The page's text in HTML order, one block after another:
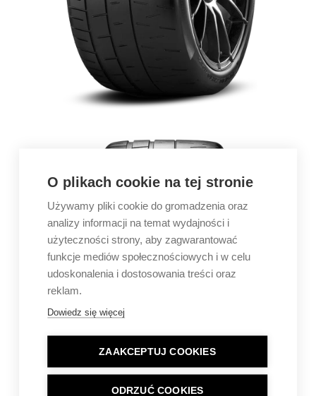
O plikach cookie na tej stronie
Używamy pliki cookie do gromadzenia oraz
analizy informacji na temat wydajności i
użyteczności strony, aby zagwarantować
funkcje mediów społecznościowych i w celu
udoskonalenia i dostosowania treści oraz
reklam.
Dowiedz się więcej
ZAAKCEPTUJ COOKIES
ODRZUĆ COOKIES